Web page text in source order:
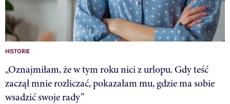
HISTORIE
„Oznajmiłam, że w tym roku nici z urlopu. Gdy teść
zaczął mnie rozliczać, pokazałam mu, gdzie ma sobie
wsadzić swoje rady”